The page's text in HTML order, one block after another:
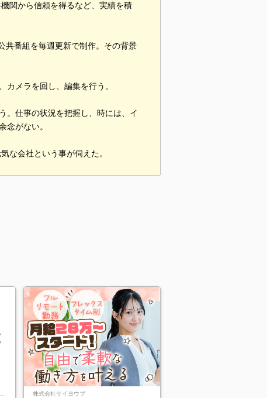
関から信頼を得るなど、実績を積
共番組を毎週更新で制作。その背景
メラを回し、編集を行う。
。仕事の状況を把握し、時には、イ
念がない。
な会社という事が伺えた。
株式会社サイヨウブ